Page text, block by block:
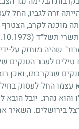
זרה לגביו, החל
מוכנה לקרב,
תשל"ד (22.10.1973)
שהיה מוחזק על-
לעבר הטנקים
שבקרבתו, ואכן
החל לעסוק
נהרג. יובל הובא
בירושלים. השאיר